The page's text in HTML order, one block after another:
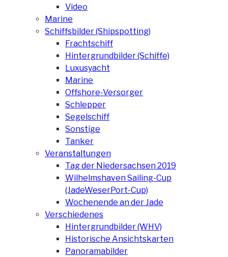
Video
Marine
Schiffsbilder (Shipspotting)
Frachtschiff
Hintergrundbilder (Schiffe)
Luxusyacht
Marine
Offshore-Versorger
Schlepper
Segelschiff
Sonstige
Tanker
Veranstaltungen
Tag der Niedersachsen 2019
Wilhelmshaven Sailing-Cup
(JadeWeserPort-Cup)
Wochenende an der Jade
Verschiedenes
Hintergrundbilder (WHV)
Historische Ansichtskarten
Panoramabilder